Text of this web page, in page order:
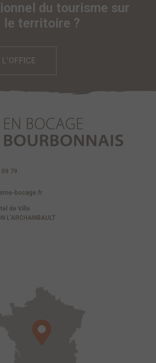
du tourisme sur
le territoire ?
09 79
bocage.fr
de Ville
L'ARCHAMBAULT